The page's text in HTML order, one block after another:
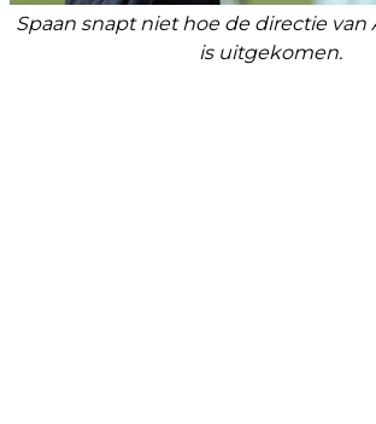
Spaan snapt niet hoe de directie van
is uitgekomen.